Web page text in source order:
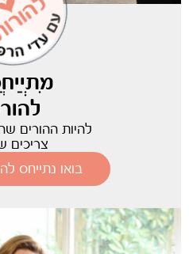
להיות ההורים
צריכים
בואו נתייחס